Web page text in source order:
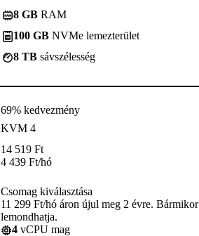
8 GB RAM
100 GB NVMe lemezterület
8 TB sávszélesség
69% kedvezmény
KVM 4
14 519 Ft
4 439 Ft/hó
Csomag kiválasztása
11 299 Ft/hó áron újul meg 2 évre. Bármikor
lemondhatja.
4 vCPU mag